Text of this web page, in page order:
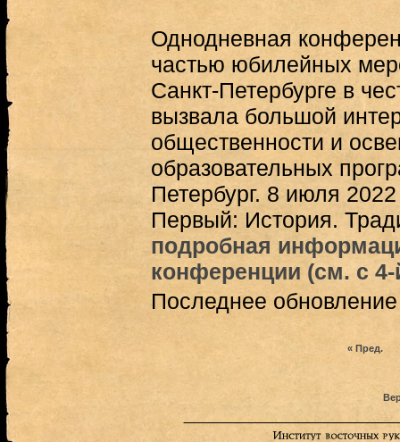
Однодневная
частью юбилейных
Санкт-Петербурге в
вызвала большой
общественности и
образовательных
Петербург. 8 июля
Первый: История.
подробная
конференции (см. с
Последнее
« Пред.